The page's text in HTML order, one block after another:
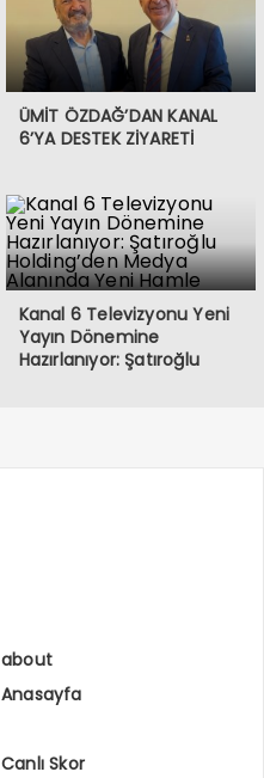
ÜMİT ÖZDAĞ’DAN KANAL
6’YA DESTEK ZİYARETİ
Kanal 6 Televizyonu Yeni
Yayın Dönemine
Hazırlanıyor: Şatıroğlu
about
Anasayfa
Canlı Skor